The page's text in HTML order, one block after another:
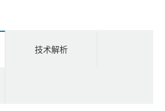
技术解析